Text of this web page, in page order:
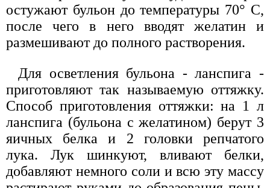
остужают бульон до температуры 70° С,
после чего в него вводят желатин и
размешивают до полного растворения.
Для осветления бульона - ланспига -
приготовляют так называемую оттяжку.
Способ приготовления оттяжки: на 1 л
ланспига (бульона с желатином) берут 3
яичных белка и 2 головки репчатого
лука. Лук шинкуют, вливают белки,
добавляют немного соли и всю эту массу